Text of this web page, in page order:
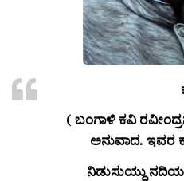
( ಬಂಗಾಳಿ ಕವಿ
ಅನುವಾದ. ಇವರ
ನಿಡುಸುಯ್ದು